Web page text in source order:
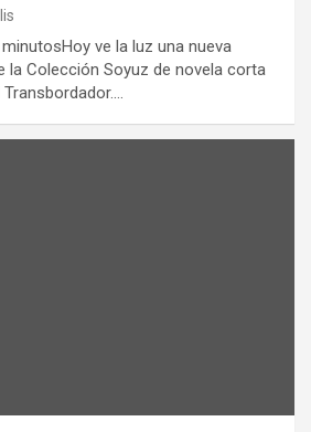
ve la luz una nueva
la Colección Soyuz de novela corta